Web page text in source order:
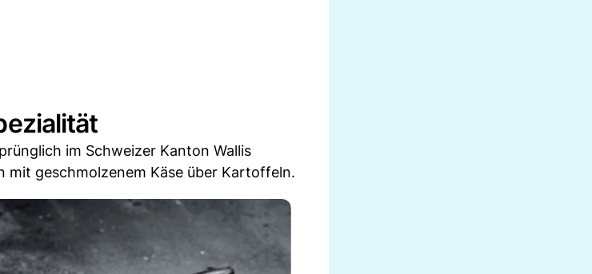
im Schweizer Kanton Wallis
mit geschmolzenem Käse über Kartoffeln.